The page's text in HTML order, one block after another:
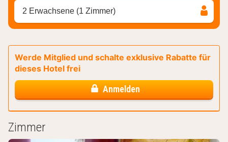
2 Erwachsene (1 Zimmer)
Werde Mitglied und schalte exklusive Rabatte für
dieses Hotel frei
Anmelden
Zimmer